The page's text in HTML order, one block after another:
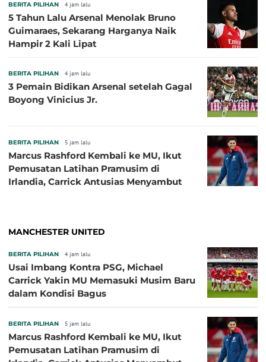
BERITA PILIHAN 4 jam lalu
5 Tahun Lalu Arsenal Menolak Bruno
Guimaraes, Sekarang Harganya Naik
Hampir 2 Kali Lipat
BERITA PILIHAN 4 jam lalu
3 Pemain Bidikan Arsenal setelah Gagal
Boyong Vinicius Jr.
BERITA PILIHAN 5 jam lalu
Marcus Rashford Kembali ke MU, Ikut
Pemusatan Latihan Pramusim di
Irlandia, Carrick Antusias Menyambut
MANCHESTER UNITED
BERITA PILIHAN 4 jam lalu
Usai Imbang Kontra PSG, Michael
Carrick Yakin MU Memasuki Musim Baru
dalam Kondisi Bagus
BERITA PILIHAN 5 jam lalu
Marcus Rashford Kembali ke MU, Ikut
Pemusatan Latihan Pramusim di